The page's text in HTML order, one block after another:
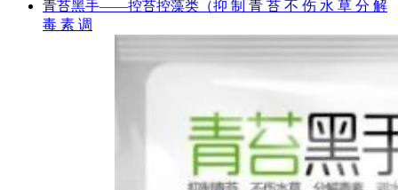
青苔黑手——控苔控藻类（抑 制 青 苔 不 伤 水 草 分 解
毒 素 调